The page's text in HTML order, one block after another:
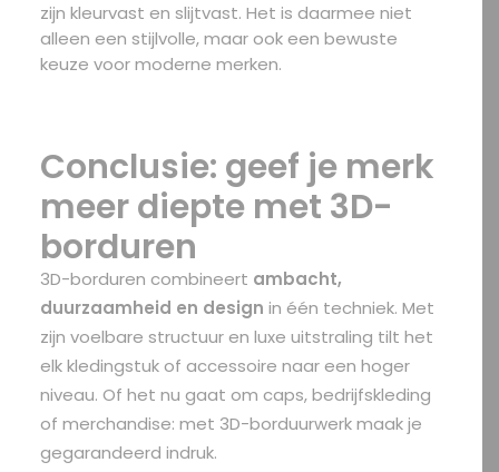
zijn kleurvast en slijtvast. Het is daarmee niet
alleen een stijlvolle, maar ook een bewuste
keuze voor moderne merken.
Conclusie: geef je merk
meer diepte met 3D-
borduren
3D-borduren combineert ambacht,
duurzaamheid en design in één techniek. Met
zijn voelbare structuur en luxe uitstraling tilt het
elk kledingstuk of accessoire naar een hoger
niveau. Of het nu gaat om caps, bedrijfskleding
of merchandise: met 3D-borduurwerk maak je
gegarandeerd indruk.